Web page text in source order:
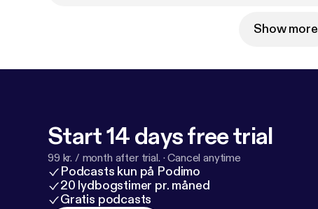
Show more
Start 14 days free trial
99 kr. / month after trial. ·Cancel anytime
Podcasts kun på Podimo
20 lydbogstimer pr. måned
Gratis podcasts